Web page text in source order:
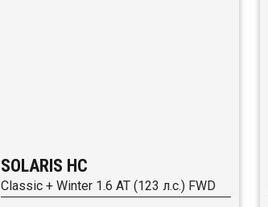
SOLARIS HC
Classic + Winter 1.6 AT (123 л.с.) FWD